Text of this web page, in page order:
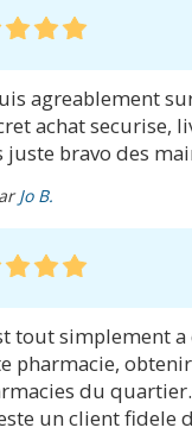
agreablement
achat securise,
juste bravo des
Jo B.
tout simplement
pharmacie,
du
un client fidele